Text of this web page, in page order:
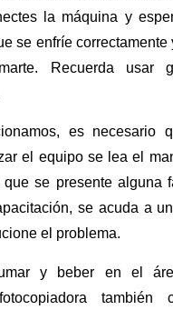
la máquina y
se enfríe correctamente
Recuerda usar
es necesario
el equipo se lea el
se presente alguna
se acuda a
el problema.
y beber en el
también